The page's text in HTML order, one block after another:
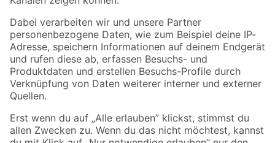
Folge uns
Zahlungsarten Versandarten
Sicher einkaufen